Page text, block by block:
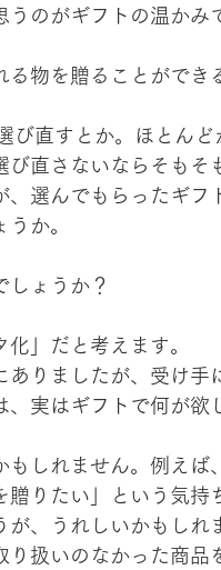
のがギフトの温かみ
物を贈ることができ
び直すとか。ほとん
直さないならそもそ
選んでもらったギフ
か。
しょうか？
」だと考えます。
りましたが、受け手
実はギフトで何が欲
しれません。例えば
贈りたい」という気持
、うれしいかもしれ
扱いのなかった商品